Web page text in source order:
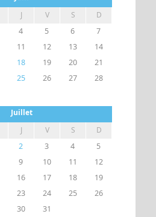
J V S
D
4 5 6
7
11 12 13
14
18 19 20
21
25 26 27
28
Juillet
J V S
D
2 3 4
5
9 10 11
12
16 17 18
19
23 24 25
26
30
31